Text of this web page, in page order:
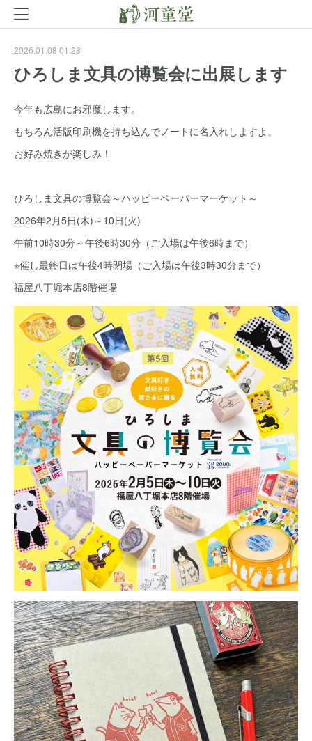
2026.01.08 01:28
ひろしま文具の博覧会に出展します
今年も広島にお邪魔します。
もちろん活版印刷機を持ち込んでノートに名入れしますよ。
お好み焼きが楽しみ！
ひろしま文具の博覧会～ハッピーペーパーマーケット～
2026年2月5日(木)～10日(火)
午前10時30分～午後6時30分（ご入場は午後6時まで）
※催し最終日は午後4時閉場（ご入場は午後3時30分まで）
福屋八丁堀本店8階催場